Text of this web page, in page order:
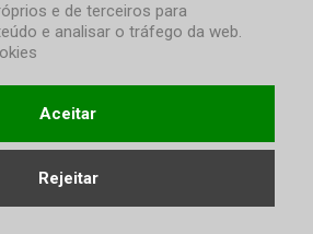
e de terceiros para
e analisar o tráfego da web.
Aceitar
Rejeitar